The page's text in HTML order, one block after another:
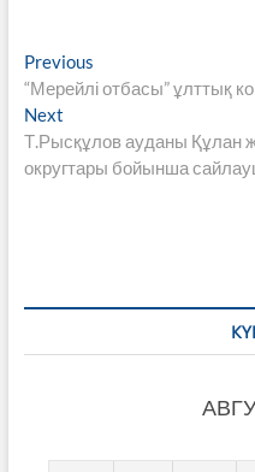
Навигация
по
записям
PreviousPrevious
post:
“Мерейлі отбасы” ұлттық
NextNext
post:
Т.Рысқұлов ауданы Құлан
округтары бойынша